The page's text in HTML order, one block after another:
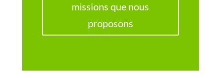
missions que nous
proposons